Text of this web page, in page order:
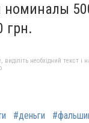
номиналы
грн.
необхідний текст і
#деньги